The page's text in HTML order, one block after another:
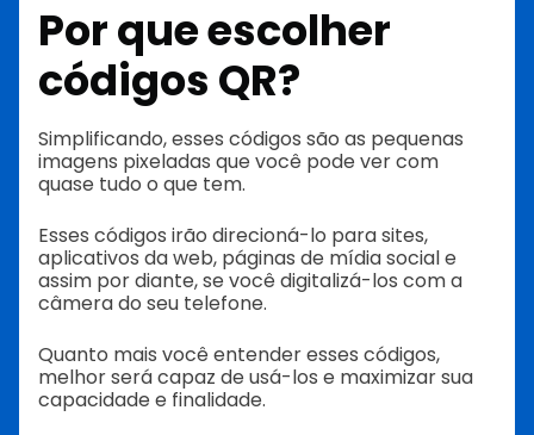
Por que escolher
códigos QR?
Simplificando, esses códigos são as pequenas
imagens pixeladas que você pode ver com
quase tudo o que tem.
Esses códigos irão direcioná-lo para sites,
aplicativos da web, páginas de mídia social e
assim por diante, se você digitalizá-los com a
câmera do seu telefone.
Quanto mais você entender esses códigos,
melhor será capaz de usá-los e maximizar sua
capacidade e finalidade.